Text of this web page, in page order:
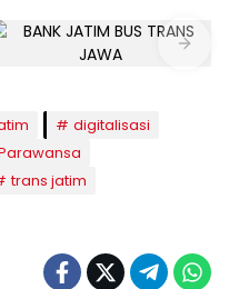
digitalisasi
trans jatim